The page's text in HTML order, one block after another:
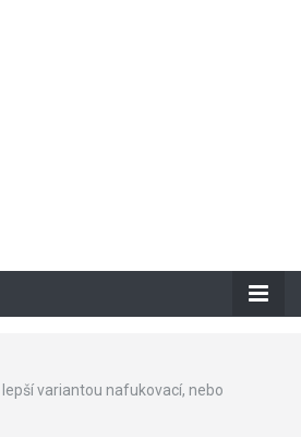
variantou nafukovací, nebo